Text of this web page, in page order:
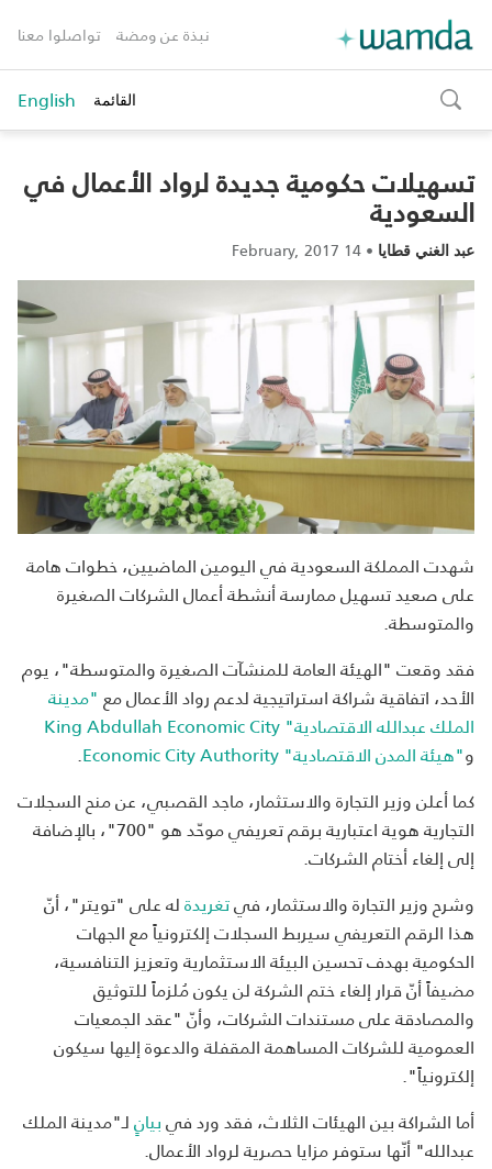
نبذة عن ومضة تواصلوا معنا
toggle
search
القائمة English
تسهيلات حكومية جديدة لرواد الأعمال في
السعودية
عبد الغني قطايا •
14 February, 2017
شهدت المملكة السعودية في اليومين الماضيين، خطوات هامة
على صعيد تسهيل ممارسة أنشطة أعمال الشركات الصغيرة
والمتوسطة.
فقد وقعت "الهيئة العامة للمنشآت الصغيرة والمتوسطة"، يوم
الأحد، اتفاقية شراكة استراتيجية لدعم رواد الأعمال مع"مدينة
الملك عبدالله الاقتصادية" King Abdullah Economic City
و"هيئة المدن الاقتصادية" Economic City Authority
.
كما أعلن وزير التجارة والاستثمار، ماجد القصبي، عن منح السجلات
التجارية هوية اعتبارية برقم تعريفي موحّد هو "700"، بالإضافة
إلى إلغاء أختام الشركات.
وشرح وزير التجارة والاستثمار، فيتغريدةله على "تويتر"، أنّ
هذا الرقم التعريفي سيربط السجلات إلكترونياً مع الجهات
الحكومية بهدف تحسين البيئة الاستثمارية وتعزيز التنافسية،
مضيفاً أنّ قرار إلغاء ختم الشركة لن يكون مُلزماً للتوثيق
والمصادقة على مستندات الشركات، وأنّ "عقد الجمعيات
العمومية للشركات المساهمة المقفلة والدعوة إليها سيكون
إلكترونياً".
أما الشراكة بين الهيئات الثلاث، فقد ورد فيبيانٍلـ"مدينة الملك
عبدالله" أنّها ستوفر مزايا حصرية لرواد الأعمال.